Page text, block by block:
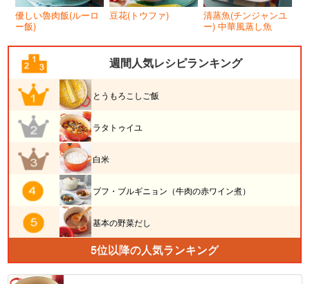
優しい魯肉飯(ルーロ
ー飯)
豆花(トウファ)
清蒸魚(チンジャンユ
ー) 中華風蒸し魚
週間人気レシピランキング
とうもろこしご飯
ラタトゥイユ
白米
ブフ・ブルギニョン（牛肉の赤ワイン煮）
基本の野菜だし
5位以降の人気ランキング